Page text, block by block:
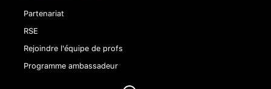
Partenariat
RSE
Rejoindre l'équipe de profs
Programme ambassadeur